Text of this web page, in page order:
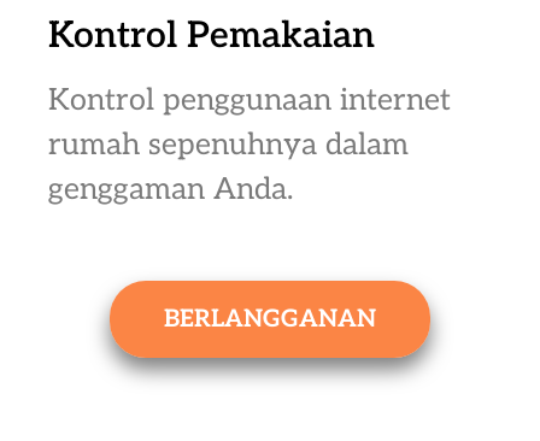
Kontrol Pemakaian
Kontrol penggunaan internet
rumah sepenuhnya dalam
genggaman Anda.
BERLANGGANAN